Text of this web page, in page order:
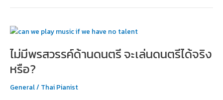
ไม่มีพรสวรรค์ด้านดนตรี จะเล่นดนตรีได้จริง
หรือ?
General/ Thai Pianist
ไม่มี
ด้าน
ดนตรี
จะ
เล่น